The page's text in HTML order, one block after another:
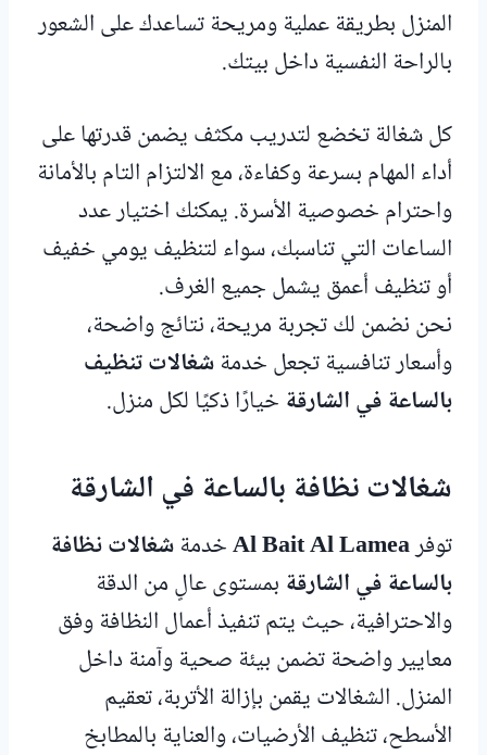
المنزل بطريقة عملية ومريحة تساعدك على الشعور
بالراحة النفسية داخل بيتك.
كل شغالة تخضع لتدريب مكثف يضمن قدرتها على
أداء المهام بسرعة وكفاءة، مع الالتزام التام بالأمانة
واحترام خصوصية الأسرة. يمكنك اختيار عدد
الساعات التي تناسبك، سواء لتنظيف يومي خفيف
أو تنظيف أعمق يشمل جميع الغرف.
نحن نضمن لك تجربة مريحة، نتائج واضحة،
وأسعار تنافسية تجعل خدمةشغالات تنظيف
بالساعة في الشارقة خيارًا ذكيًا لكل منزل.
شغالات نظافة بالساعة في الشارقة
توفرAl Bait Al Lameaخدمةشغالات نظافة
بالساعة في الشارقة بمستوى عالٍ من الدقة
والاحترافية، حيث يتم تنفيذ أعمال النظافة وفق
معايير واضحة تضمن بيئة صحية وآمنة داخل
المنزل. الشغالات يقمن بإزالة الأتربة، تعقيم
الأسطح، تنظيف الأرضيات، والعناية بالمطابخ